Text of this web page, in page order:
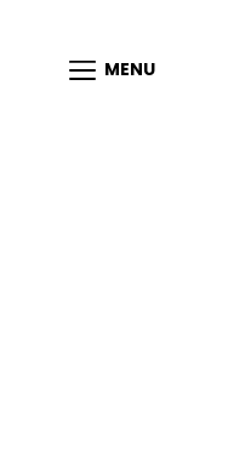
MENU